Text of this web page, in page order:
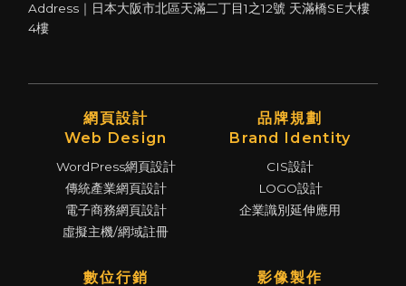
Address｜日本大阪市北區天滿二丁目1之12號 天滿橋SE大樓
4樓
網頁設計
Web Design
WordPress網頁設計
傳統產業網頁設計
電子商務網頁設計
虛擬主機/網域註冊
品牌規劃
Brand Identity
CIS設計
LOGO設計
企業識別延伸應用
數位行銷
影像製作